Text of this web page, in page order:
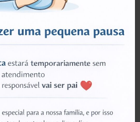
para enviar uma avaliação.